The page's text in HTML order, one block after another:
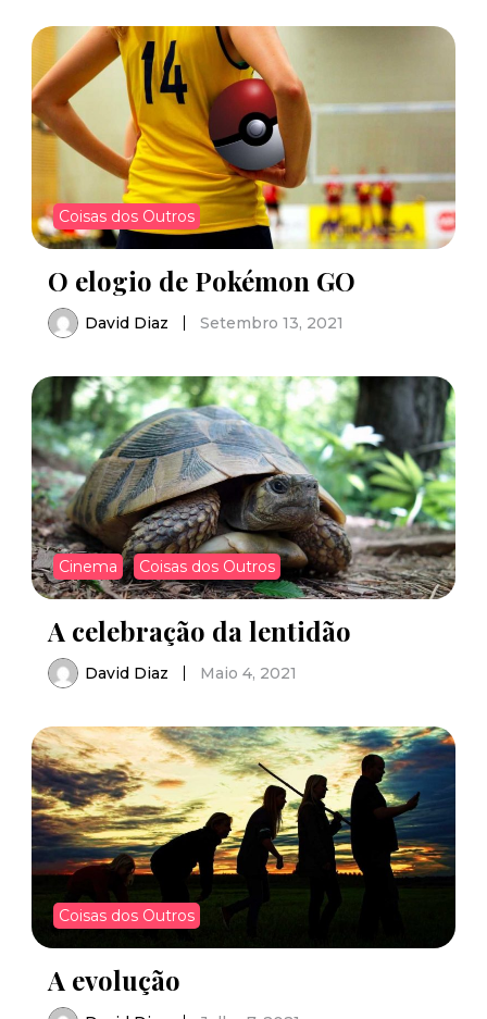
Coisas dos Outros
O elogio de Pokémon GO
David Diaz Setembro 13, 2021
Cinema Coisas dos Outros
A celebração da lentidão
David Diaz Maio 4, 2021
Coisas dos Outros
A evolução